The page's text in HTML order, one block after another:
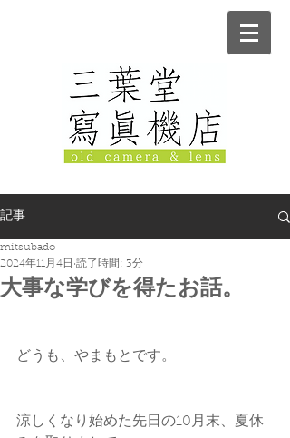
記事
大事な学びを得たお話。
mitsubado
2024年11月4日 読了時間: 3分
どうも、やまもとです。
涼しくなり始めた先日の10月末、夏休